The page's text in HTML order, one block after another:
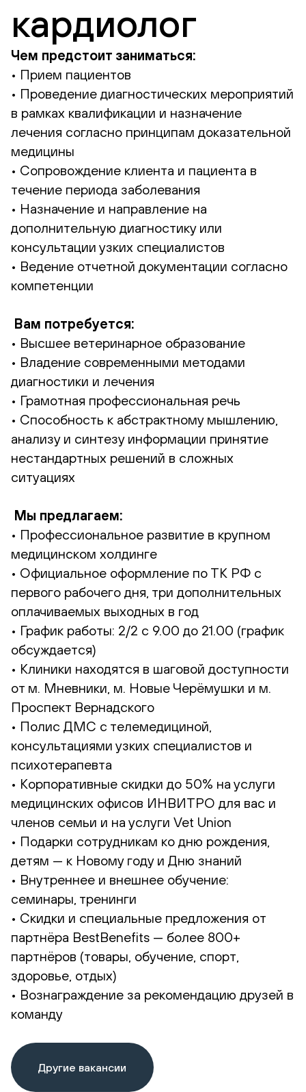
кардиолог
Чем предстоит заниматься:
• Прием пациентов
• Проведение диагностических мероприятий
в рамках квалификации и назначение
лечения согласно принципам доказательной
медицины
• Сопровождение клиента и пациента в
течение периода заболевания
• Назначение и направление на
дополнительную диагностику или
консультации узких специалистов
• Ведение отчетной документации согласно
компетенции
Вам потребуется:
• Высшее ветеринарное образование
• Владение современными методами
диагностики и лечения
• Грамотная профессиональная речь
• Способность к абстрактному мышлению,
анализу и синтезу информации принятие
нестандартных решений в сложных
ситуациях
Мы предлагаем:
• Профессиональное развитие в крупном
медицинском холдинге
• Официальное оформление по ТК РФ с
первого рабочего дня, три дополнительных
оплачиваемых выходных в год
• График работы: 2/2 с 9.00 до 21.00 (график
обсуждается)
• Клиники находятся в шаговой доступности
от м. Мневники, м. Новые Черёмушки и м.
Проспект Вернадского
• Полис ДМС с телемедициной,
консультациями узких специалистов и
психотерапевта
• Корпоративные скидки до 50% на услуги
медицинских офисов ИНВИТРО для вас и
членов семьи и на услуги Vet Union
• Подарки сотрудникам ко дню рождения,
детям — к Новому году и Дню знаний
• Внутреннее и внешнее обучение:
семинары, тренинги
• Скидки и специальные предложения от
партнёра BestBenefits — более 800+
партнёров (товары, обучение, спорт,
здоровье, отдых)
• Вознаграждение за рекомендацию друзей в
команду
Другие вакансии